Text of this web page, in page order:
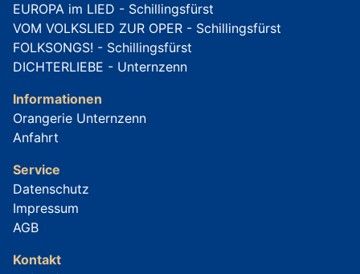
EUROPA im LIED - Schillingsfürst
VOM VOLKSLIED ZUR OPER - Schillingsfürst
FOLKSONGS! - Schillingsfürst
DICHTERLIEBE - Unternzenn
Informationen
Orangerie Unternzenn
Anfahrt
Service
Datenschutz
Impressum
AGB
Kontakt